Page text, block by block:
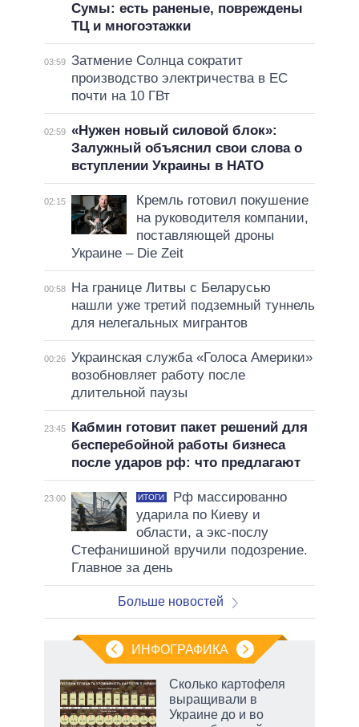
Сумы: есть раненые, повреждены
ТЦ и многоэтажки
03:59 Затмение Солнца сократит
производство электричества в ЕС
почти на 10 ГВт
02:59 «Нужен новый силовой блок»:
Залужный объяснил свои слова о
вступлении Украины в НАТО
02:15
Кремль готовил покушение
на руководителя компании,
поставляющей дроны
Украине – Die Zeit
00:58
На границе Литвы с Беларусью
нашли уже третий подземный туннель
для нелегальных мигрантов
00:26 Украинская служба «Голоса Америки»
возобновляет работу после
длительной паузы
23:45
Кабмин готовит пакет решений для
бесперебойной работы бизнеса
после ударов рф: что предлагают
23:00 ИТОГИ
Рф массированно
ударила по Киеву и
области, а экс-послу
Стефанишиной вручили подозрение.
Главное за день
Больше новостей
ИНФОГРАФИКА
Сколько картофеля
выращивали в
Украине до и во